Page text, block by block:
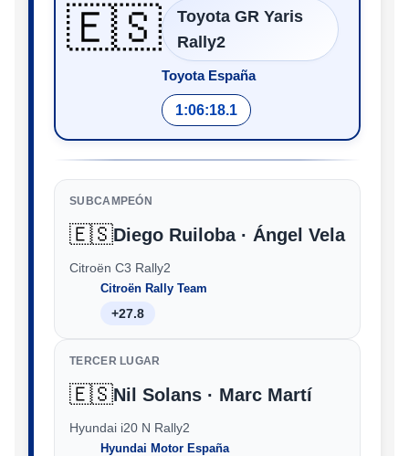
🇪🇸
Toyota GR Yaris
Rally2
Toyota España
1:06:18.1
SUBCAMPEÓN
🇪🇸Diego Ruiloba · Ángel Vela
Citroën C3 Rally2
Citroën Rally Team
+27.8
TERCER LUGAR
🇪🇸Nil Solans · Marc Martí
Hyundai i20 N Rally2
Hyundai Motor España